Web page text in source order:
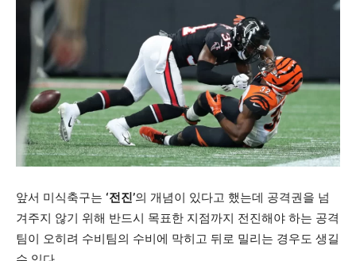
앞서 미식축구는 ‘전진’의 개념이 있다고 했는데 공격권을 넘
겨주지 않기 위해 반드시 목표한 지점까지 전진해야 하는 공격
팀이 오히려 수비팀의 수비에 막히고 뒤로 밀리는 경우도 생길